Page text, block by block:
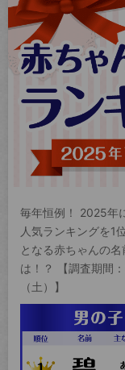
毎年恒例！ 2025年
人気ランキングを1
となる赤ちゃんの
は！？ 【調査期間
（土）】